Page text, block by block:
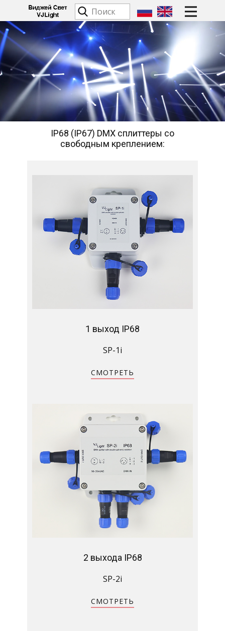
IP68 (IP67) DMX сплиттеры со
свободным креплением:
1 выход IP68
SP-1i
СМОТРЕТЬ
2 выхода IP68
SP-2i
СМОТРЕТЬ